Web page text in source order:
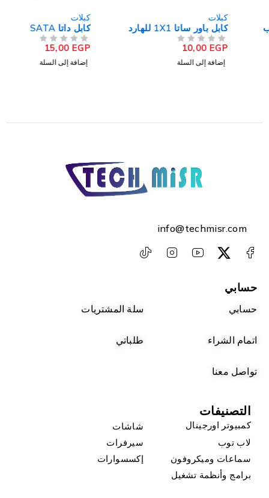
كابل باور ساتا 1X1 للهارد
10,00
إضافة إلى السلة
كابل داتا SATA
15,00
إضافة إلى السلة
info@techmisr.com
حسابي
حسابي سلة المشتريات
اتمام الشراء طلباتي
تواصل معنا
التصنيفات
كمبيوتر اورجينال
شاشات
لاب توب
سيرفرات
سماعات وميكروفون
إكسسوارات
برامج وأنظمة تشغيل